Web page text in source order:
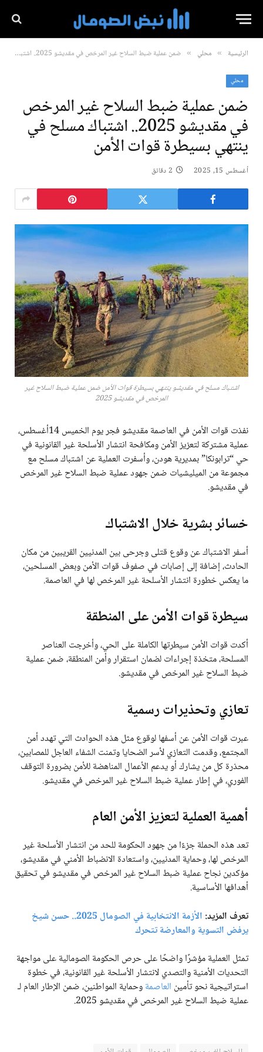
الرئيسية » محلي » ضمن عملية ضبط السلاح غير المرخص في مقديشو 2025.. اشتباك مسلح في ينتهي بسيطرة قوات الأمن
محلي
ضمن عملية ضبط السلاح غير المرخص
في مقديشو 2025.. اشتباك مسلح في
ينتهي بسيطرة قوات الأمن
أغسطس 15, 2025 2 دقائق
اشتباك مسلح في مقديشو ينتهي بسيطرة قوات الأمن ضمن عملية ضبط السلاح غير
المرخص في مقديشو 2025
نفذت قوات الأمن في العاصمة مقديشو فجر يوم الخميس 14أغسطس،
عملية مشتركة لتعزيز الأمن ومكافحة انتشار الأسلحة غير القانونية في
حي “ترابونكا” بمديرية هودن، وأسفرت العملية عن اشتباك مسلح مع
مجموعة من الميليشيات ضمن جهود عملية ضبط السلاح غير المرخص
في مقديشو.
خسائر بشرية خلال الاشتباك
أسفر الاشتباك عن وقوع قتلى وجرحى بين المدنيين القريبين من مكان
الحادث، إضافة إلى إصابات في صفوف قوات الأمن وبعض المسلحين،
ما يعكس خطورة انتشار الأسلحة غير المرخص لها في العاصمة.
سيطرة قوات الأمن على المنطقة
أكدت قوات الأمن سيطرتها الكاملة على الحي، وأخرجت العناصر
المسلحة، متخذة إجراءات لضمان استقرار وأمن المنطقة، ضمن عملية
ضبط السلاح غير المرخص في مقديشو.
تعازي وتحذيرات رسمية
عبرت قوات الأمن عن أسفها لوقوع مثل هذه الحوادث التي تهدد أمن
المجتمع، وقدمت التعازي لأسر الضحايا وتمنت الشفاء العاجل للمصابين،
محذرة كل من يشارك أو يدعم الأعمال المناهضة للأمن بضرورة التوقف
الفوري، في إطار عملية ضبط السلاح غير المرخص في مقديشو.
أهمية العملية لتعزيز الأمن العام
تعد هذه الحملة جزءًا من جهود الحكومة للحد من انتشار الأسلحة غير
المرخص لها، وحماية المدنيين، واستعادة الانضباط الأمني في مقديشو،
مؤكدين نجاح عملية ضبط السلاح غير المرخص في مقديشو في تحقيق
أهدافها الأساسية.
تعرف المزيد:
الأزمة الانتخابية في الصومال 2025.. حسن شيخ
يرفض التسوية والمعارضة تتحرك
تمثل العملية مؤشرًا واضحًا على حرص الحكومة الصومالية على مواجهة
التحديات الأمنية والتصدي لانتشار الأسلحة غير القانونية، في خطوة
استراتيجية نحو تأمين العاصمةوحماية المواطنين، ضمن الإطار العام لـ
عملية ضبط السلاح غير المرخص في مقديشو 2025.